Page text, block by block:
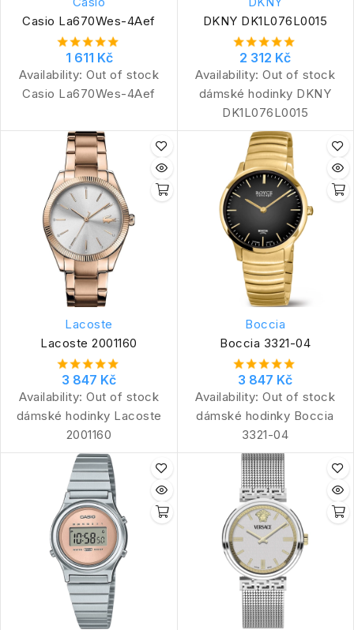
Casio La670Wes-4Aef
1 611 Kč
Availability: Out of stock
Casio La670Wes-4Aef
DKNY DK1L076L0015
2 312 Kč
Availability: Out of stock
dámské hodinky DKNY
DK1L076L0015
Lacoste
Lacoste 2001160
3 847 Kč
Availability: Out of stock
dámské hodinky Lacoste
2001160
Boccia
Boccia 3321-04
3 847 Kč
Availability: Out of stock
dámské hodinky Boccia
3321-04